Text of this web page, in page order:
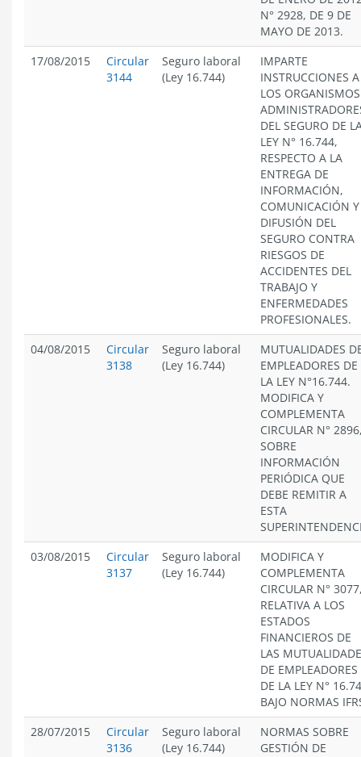
N° 2928, DE 9 DE
MAYO DE 2013.
17/08/2015
Circular
3144
Seguro laboral
(Ley 16.744)
IMPARTE
INSTRUCCIONES A
LOS ORGANISMOS
DEL SEGURO DE
LEY N° 16.744,
RESPECTO A LA
ENTREGA DE
INFORMACIÓN,
COMUNICACIÓN Y
DIFUSIÓN DEL
SEGURO CONTRA
RIESGOS DE
ACCIDENTES DEL
TRABAJO Y
ENFERMEDADES
PROFESIONALES.
04/08/2015
Circular
3138
Seguro laboral
(Ley 16.744)
MUTUALIDADES
EMPLEADORES DE
LA LEY N°16.744.
MODIFICA Y
COMPLEMENTA
CIRCULAR N°
SOBRE
INFORMACIÓN
PERIÓDICA QUE
DEBE REMITIR A
ESTA
03/08/2015
Circular
3137
Seguro laboral
(Ley 16.744)
MODIFICA Y
COMPLEMENTA
CIRCULAR N°
RELATIVA A LOS
ESTADOS
FINANCIEROS DE
LAS
DE EMPLEADORES
DE LA LEY N°
BAJO NORMAS
28/07/2015
Circular
3136
Seguro laboral
(Ley 16.744)
NORMAS SOBRE
GESTIÓN DE